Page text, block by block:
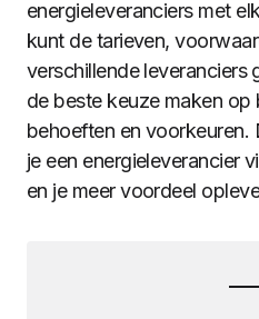
energieleveranciers met
kunt de tarieven,
verschillende leveranciers
de beste keuze maken op
behoeften en
je een energieleverancier
en je meer voordeel